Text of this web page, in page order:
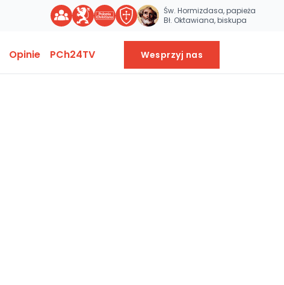
Św. Hormizdasa, papieża
Bł. Oktawiana, biskupa
Opinie PCh24TV Wesprzyj nas